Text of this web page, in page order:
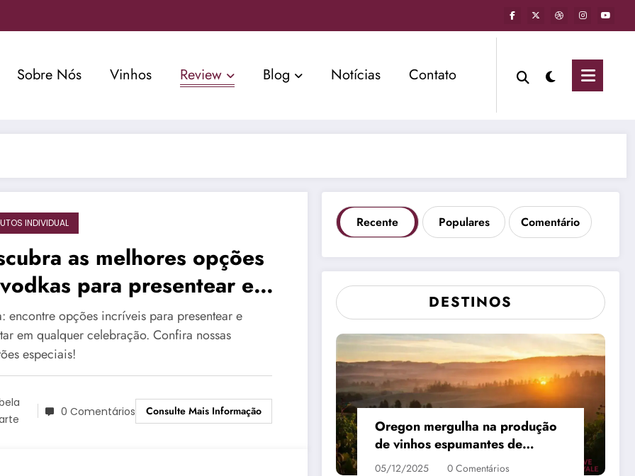
Sobre Nós Vinhos Review Blog Notícias Contato
INDIVIDUAL
as melhores opções
para presentear em
especiais
encontre opções incríveis para presentear e
em qualquer celebração. Confira nossas
especiais!
0 Comentários Consulte Mais Informação
Recente Populares Comentário
DESTINOS
Oregon mergulha na produção
de vinhos espumantes de
qualidade
05/12/2025 0 Comentários